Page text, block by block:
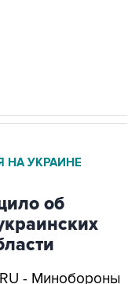
НА УКРАИНЕ
об
- Минобороны